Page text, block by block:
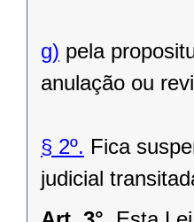
g) pela
anulação ou
§ 2º. Fica
judicial